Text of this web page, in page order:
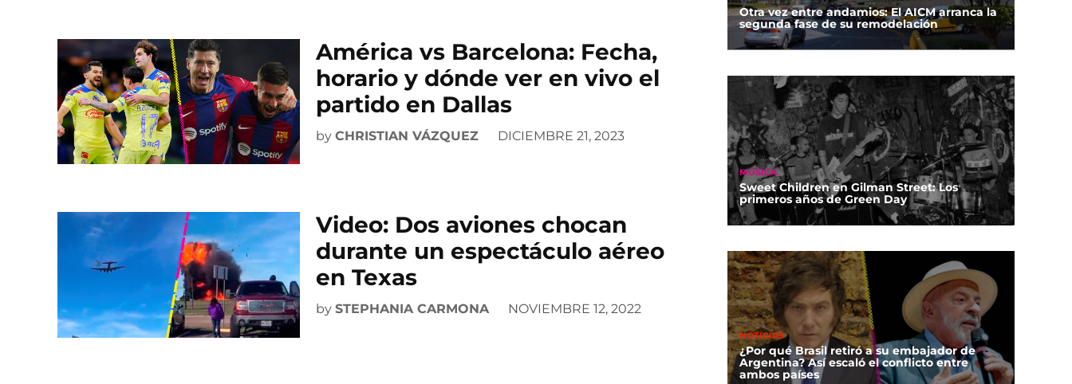
América vs Barcelona: Fecha,
horario y dónde ver en vivo el
partido en Dallas
by CHRISTIAN VÁZQUEZ DICIEMBRE 21, 2023
Video: Dos aviones chocan
durante un espectáculo aéreo
en Texas
by STEPHANIA CARMONA NOVIEMBRE 12, 2022
Otra vez entre andamios: El AICM arranca la
segunda fase de su remodelación
MÚSICA
Sweet Children en Gilman Street: Los
primeros años de Green Day
NOTICIAS
¿Por qué Brasil retiró a su embajador de
Argentina? Así escaló el conflicto entre
ambos países